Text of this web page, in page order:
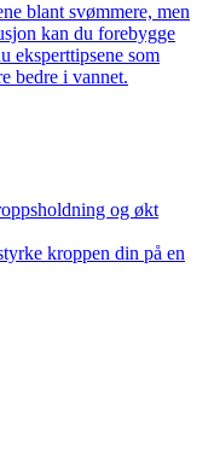
blant svømmere, men
kan du forebygge
eksperttipsene som
bedre i vannet.
og økt
kroppen din på en